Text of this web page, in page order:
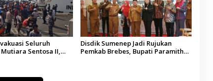
Seluruh
Mutiara Sentosa II,
Disdik Sumenep Jadi Rujukan
Pemkab Brebes, Bupati Paramitha